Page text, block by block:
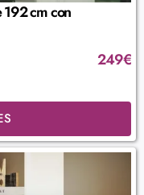
cm con
249€